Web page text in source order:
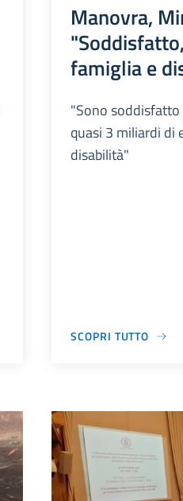
Manovra,
famiglia e
"Sono
quasi 3 miliardi di
disabilità"
SCOPRI TUTTO